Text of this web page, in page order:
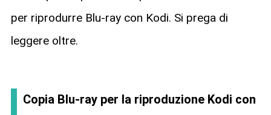
per riprodurre Blu-ray con Kodi. Si prega di
leggere oltre.
Copia Blu-ray per la riproduzione Kodi con